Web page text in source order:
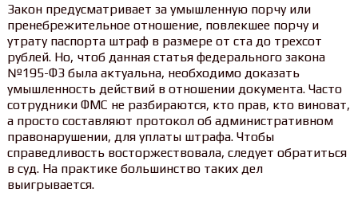
Закон предусматривает за умышленную порчу или
пренебрежительное отношение, повлекшее порчу и
утрату паспорта штраф в размере от ста до трехсот
рублей. Но, чтоб данная статья федерального закона
№195-ФЗ была актуальна, необходимо доказать
умышленность действий в отношении документа. Часто
сотрудники ФМС не разбираются, кто прав, кто виноват,
а просто составляют протокол об административном
правонарушении, для уплаты штрафа. Чтобы
справедливость восторжествовала, следует обратиться
в суд. На практике большинство таких дел
выигрывается.